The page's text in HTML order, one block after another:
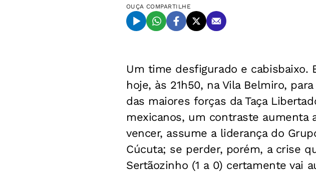
OUÇA COMPARTILHE
Um time desfigurado e cabisbaixo.
hoje, às 21h50, na Vila Belmiro,
das maiores forças da Taça
mexicanos, um contraste aumenta
vencer, assume a liderança do
Cúcuta; se perder, porém, a crise
Sertãozinho (1 a 0) certamente vai